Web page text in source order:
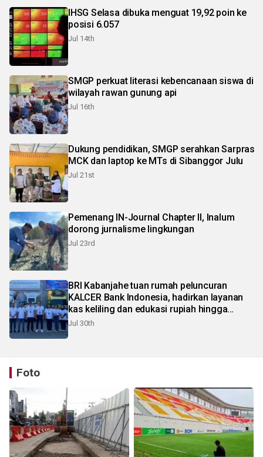
IHSG Selasa dibuka menguat 19,92 poin ke
posisi 6.057
Jul 14th
SMGP perkuat literasi kebencanaan siswa di
wilayah rawan gunung api
Jul 16th
Dukung pendidikan, SMGP serahkan Sarpras
MCK dan laptop ke MTs di Sibanggor Julu
Jul 21st
Pemenang IN-Journal Chapter II, Inalum
dorong jurnalisme lingkungan
Jul 23rd
BRI Kabanjahe tuan rumah peluncuran
KALCER Bank Indonesia, hadirkan layanan
kas keliling dan edukasi rupiah hingga
pelosok Karo
Jul 30th
Foto